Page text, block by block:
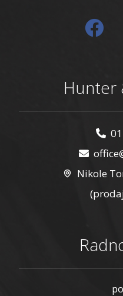
Hunter
Nikole